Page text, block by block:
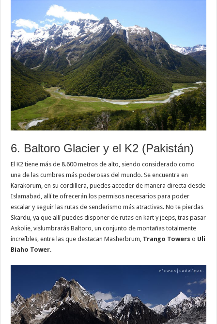
6. Baltoro Glacier y el K2 (Pakistán)
El K2 tiene más de 8.600 metros de alto, siendo considerado como
una de las cumbres más poderosas del mundo. Se encuentra en
Karakorum, en su cordillera, puedes acceder de manera directa desde
Islamabad, allí te ofrecerán los permisos necesarios para poder
escalar y seguir las rutas de senderismo más atractivas. No te pierdas
Skardu, ya que allí puedes disponer de rutas en kart y jeeps, tras pasar
Askolie, vislumbrarás Baltoro, un conjunto de montañas totalmente
increíbles, entre las que destacan Masherbrum, Trango Towers o Uli
Biaho Tower.